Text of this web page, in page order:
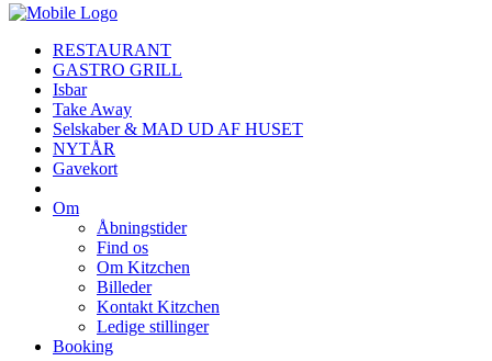
RESTAURANT
GASTRO GRILL
Isbar
Take Away
Selskaber & MAD UD AF HUSET
NYTÅR
Gavekort
Om
Åbningstider
Find os
Om Kitzchen
Billeder
Kontakt Kitzchen
Ledige stillinger
Booking